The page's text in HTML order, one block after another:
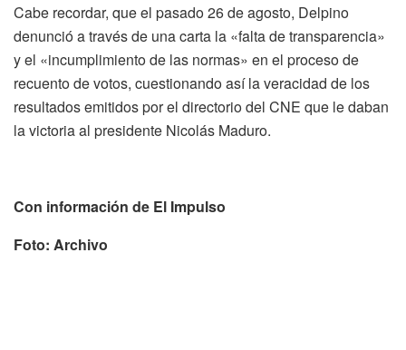
Cabe recordar, que el pasado 26 de agosto, Delpino
denunció a través de una carta la «falta de transparencia»
y el «incumplimiento de las normas» en el proceso de
recuento de votos, cuestionando así la veracidad de los
resultados emitidos por el directorio del CNE que le daban
la victoria al presidente Nicolás Maduro.
Con información de El Impulso
Foto: Archivo